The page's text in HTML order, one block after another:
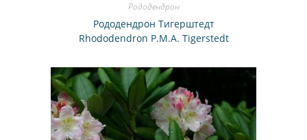
Рододендрон
Рододендрон Тигерштедт
Rhododendron P.M.A. Tigerstedt